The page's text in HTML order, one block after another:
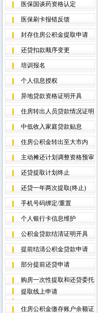
医保国谈药资格认定
医保刷卡报错反馈
封存住房公积金提取申请
还贷扣款顺序变更
培训报名
个人信息授权
异地贷款资格证明开具
住房转出人员贷款情况证明
中低收入家庭贷款贴息
住房公积金转出至大市内
主动摊还计划调整资格预审
还贷提取计划终止
还贷一年两次提取(终止)
手机号码绑定/重置
个人银行卡信息维护
公积金贷款结清证明开具
提前结清公积金贷款申请
部分提前还贷申请
购房一次性提取和还贷委托
提取线上申请
住房公积金缴存账户余额证